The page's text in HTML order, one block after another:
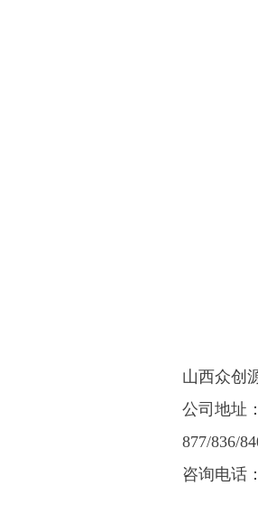
山西众创
公司地址
877/836/
咨询电话